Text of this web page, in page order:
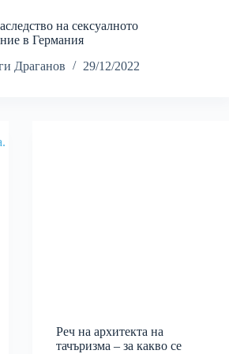
на сексуалното
в Германия
Драганов
29/12/2022
Реч на архитекта на
тачъризма – за какво се